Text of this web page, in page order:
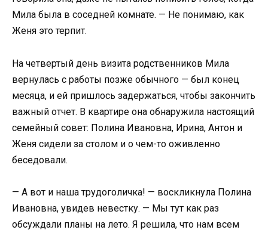
Мила была в соседней комнате. — Не понимаю, как
Женя это терпит.
На четвертый день визита родственников Мила
вернулась с работы позже обычного — был конец
месяца, и ей пришлось задержаться, чтобы закончить
важный отчет. В квартире она обнаружила настоящий
семейный совет: Полина Ивановна, Ирина, Антон и
Женя сидели за столом и о чем-то оживленно
беседовали.
— А вот и наша трудоголичка! — воскликнула Полина
Ивановна, увидев невестку. — Мы тут как раз
обсуждали планы на лето. Я решила, что нам всем